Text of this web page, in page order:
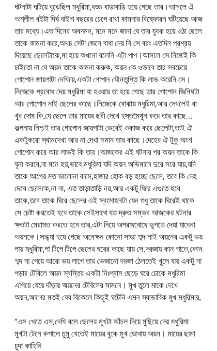
ঘটনাটা ঘটিয়ে বুঝেছিল মধুরিমা,বড্ড বাড়াবাড়ি হয়ে গেছে তার।আসলে ঐ
অশ্লীল বইটা দির্ঘ বাইশ বছরের চেপে রাখা কামনার বিষ্ফোরন ঘটিয়েছে আজ
তার মধ্যে।এত দিনের অবদমন, মনে মনে জানা যে তার যুবক হয়ে ওঠা ছেলে
তাকে কামনা করে,অথচ সেটা জেনে বাধা দেয় নি সে বরং এতদিন প্রশ্রয়
দিয়েছে ছেলেটাকে,মা হয়ে কখনো বলেনি এটা পাপ।আসলে সে নিজেই কি
চাইতো না যে অয়ন তাকে কামনা করুক, অয়ন কে ওভাবে তার সবচেয়ে
গোপোন জায়গাটা দেখিয়ে,একটা গোপান যৌনতৃপ্তি কি লাভ করেনি সে।
নিজেকে প্রবোধ দেয় মধুরিমা যা হওয়ার তা হয়ে গেছে তার গোপোন জিনিষটা
আর গোপোন নাই ছেলের কাছে।নিজেকে বোঝায় মধুরিমা,আর দেখলেই বা
খুব দোষ কি,যে ছেলে তার মায়ের ছবী দেখে হস্তমৈথুন করে তার কাছে…
কল্পনায় নিশ্চই তার গোপোন জায়গাটা ভেবেই ওকাজ করে ছেলেটা,তাই ঐ
একটুকরো স্থানদেখা আর না দেখা সমান তার কাছে।দেহের ঐ টুকু অংশ
গোপোন করে আর লাভই কি তার।আজকের এই ঘটনার পর অয়ন তাকে কি
ঘৃনা করবে,না মনে হয়,ভাবে মধুরিমা যদি অয়ন অভিমানে দুরে সরে যায়,যদি
তাকে আগের মত ভালোনা বাসে,হাজার হোক বড় হচ্ছে ছেলে, তবে কি দেহ
দেবে ছেলেকে,না না, এত তাড়াতাড়ি নয়,আর একটু ধিরে এগুতে হবে
তাকে,তবে তাকে ঘিরে ছেলের এই স্বমোহনটা যেন শুধু তাকে ঘিরেই থাকে
সে চেষ্টা করতেই হবে তাকে সেইসাথে যত দ্রুত সম্ভব আজকের ঘটনার
ক্ষতটা মেরামত করতে হবে তার,এটা নিয়ে অপরাধবোধে ভুগতে দেয়া যাবেনা
অয়নকে।সন্ধ্যা হয়ে গেছে অনেক্ষন কোনো সাড়া শব্দ নাই অয়নের একটু ভয়
পায় মধুরিমা,পা টিপে টিপে ছেলের ঘরের কাছে যায় সে,দরজায় কান পাতে,কোন
শব্দ না পেয়ে আরো ভয় লাগে তার ভেজানো দরজা ঠেলতেই খুলে যায় একটু না
পড়ার টেবিলে অয়ন স্বস্তির একটা নিঃশ্বাস ছেড়ে ঘরে ঢোকে মধুরিমা
এগিয়ে যেয়ে দাঁড়ায় অয়নের টেবিলের সামনে। মুখ তুলে মাকে দেখে
অয়ন,আগের মতই যেব বিকেলে কিছুই ঘটেনি এমন স্বাভাবিক মুখ মধুরিমার,
“এস খেতে এস,দেখি বলে ছেলের মুখটা আঁচল দিয়ে মুছিয়ে দেয় মধুরিমা
মুখটা টেনে কপালে চুমু খেতেই মায়ের বুকে মুখ ডোবায় অয়ন। মায়ের ছামা
চুদা কাহিনি